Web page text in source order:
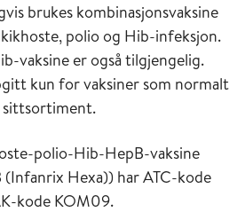
brukes kombinasjonsvaksine
polio og Hib-infeksjon.
vaksine er også tilgjengelig.
kun for vaksiner som normalt
sittsortiment.
polio-Hib-HepB-vaksine
Hexa)) har ATC-kode
kode KOM09.